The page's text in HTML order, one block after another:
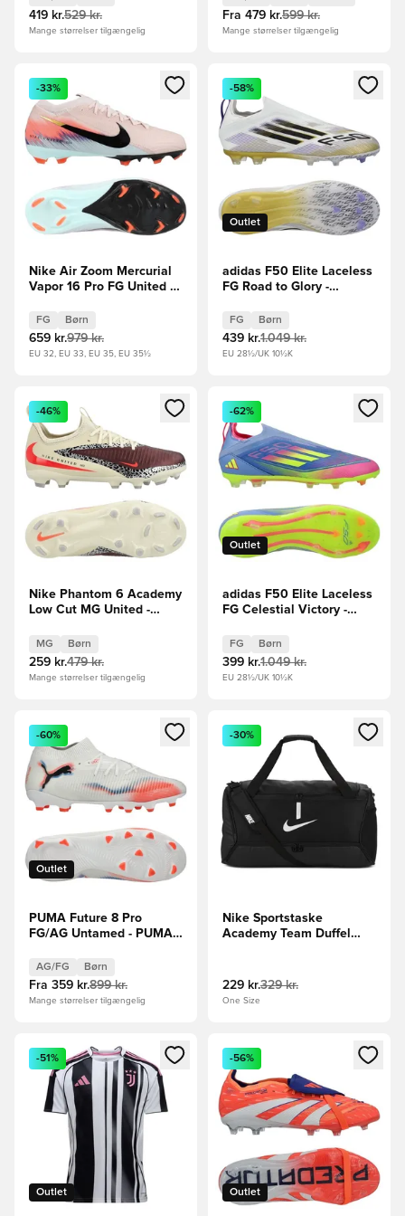
419 kr.529 kr.
Mange størrelser tilgængelig
Fra 479 kr.599 kr.
Mange størrelser tilgængelig
Åbner en Modal til at logge ind eller tilmelde dig som
-33%
Nike Air Zoom Mercurial
Vapor 16 Pro FG United -
FG Børn
659 kr.979 kr.
EU 32, EU 33, EU 35, EU 35½
Åbner en Modal til at logge
Outlet
-58%
adidas F50 Elite Laceless
FG Road to Glory -
FG Børn
439 kr.1.049 kr.
EU 28½/UK 10½K
Åbner en Modal til at logge ind eller tilmelde dig som
-46%
Nike Phantom 6 Academy
Low Cut MG United -
MG Børn
259 kr.479 kr.
Mange størrelser tilgængelig
Åbner en Modal til at logge
Outlet
-62%
adidas F50 Elite Laceless
FG Celestial Victory -
FG Børn
399 kr.1.049 kr.
EU 28½/UK 10½K
Åbner en Modal til at logge ind eller tilmelde dig som
Outlet
-60%
PUMA Future 8 Pro
FG/AG Untamed - PUMA
AG/FG Børn
Fra 359 kr.899 kr.
Mange størrelser tilgængelig
Åbner en Modal til at logge
-30%
Nike Sportstaske
Academy Team Duffel
229 kr.329 kr.
One Size
Åbner en Modal til at logge ind eller tilmelde dig som
Outlet
-51%
Åbner en Modal til at logge
Outlet
-56%